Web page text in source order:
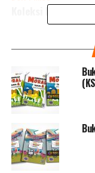
Koleksi Buku Teks